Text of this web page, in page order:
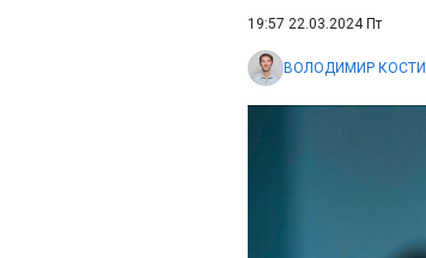
19:57 22.03.2024 Пт
ВОЛОДИМИР